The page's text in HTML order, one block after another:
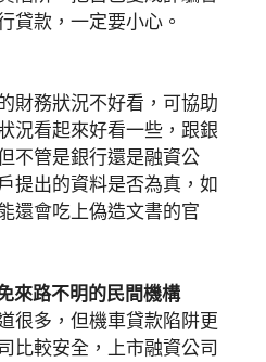
貸款，一定要小心。
財務狀況不好看，可協助
況看起來好看一些，跟銀
不管是銀行還是融資公
提出的資料是否為真，如
還會吃上偽造文書的官
來路不明的民間機構
很多，但機車貸款陷阱更
比較安全，上市融資公司